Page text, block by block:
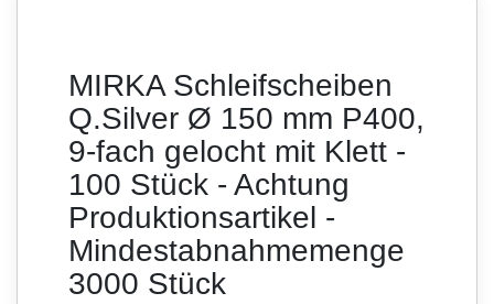
MIRKA Schleifscheiben
Q.Silver Ø 150 mm P400,
9-fach gelocht mit Klett -
100 Stück - Achtung
Produktionsartikel -
Mindestabnahmemenge
3000 Stück